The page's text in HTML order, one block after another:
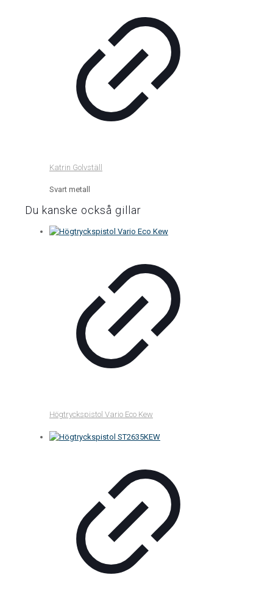
Katrin Golvställ
Svart metall
Du kanske också gillar
Högtryckspistol Vario Eco Kew